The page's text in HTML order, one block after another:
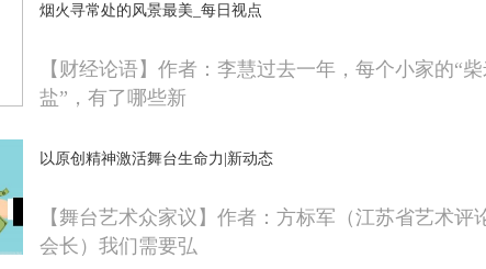
烟火寻常处的风景最美_每日视点
【财经论语】作者：李慧过去一年，每个小家的“
盐”，有了哪些新
以原创精神激活舞台生命力|新动态
【舞台艺术众家议】作者：方标军（江苏省艺术评
会长）我们需要弘